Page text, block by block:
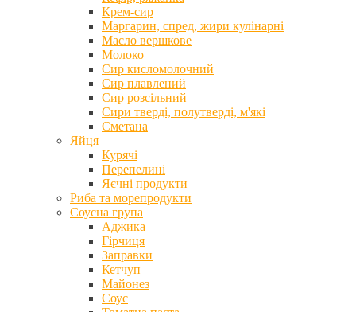
Крем-сир
Маргарин, спред, жири кулінарні
Масло вершкове
Молоко
Сир кисломолочний
Сир плавлений
Сир розсільний
Сири тверді, полутверді, м'які
Сметана
Яйця
Курячі
Перепелині
Яєчні продукти
Риба та морепродукти
Соусна група
Аджика
Гірчиця
Заправки
Кетчуп
Майонез
Соус